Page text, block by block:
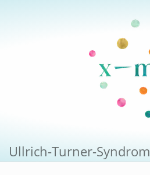
Ullrich-Turner-Syndrom